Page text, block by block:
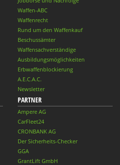
Waffen-ABC
Waffenrecht
Rund um den Waffenkauf
Beschussämter
Waffensachverständige
Ausbildungsmöglichkeiten
Erbwaffenblockierung
A.E.C.A.C.
Newsletter
PARTNER
Ampere AG
CarFleet24
CRONBANK AG
Der Sicherheits-Checker
GGA
GrantLift GmbH